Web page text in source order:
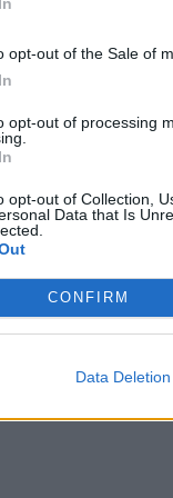
opt-out of the Sale of
opt-out of processing
opt-out of Collection,
Data that Is
CONFIRM
Data Deletion
δίσκοι με τα
επιστρέφουν
Πέρα από το
άδεια χέρια»
"Αγνοείται" η